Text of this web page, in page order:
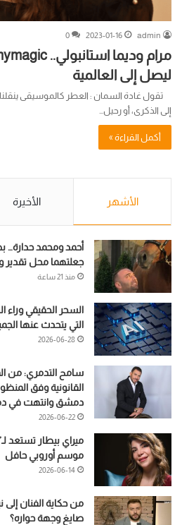
admin
2023-01-16
0
ليصل إلى العالمية
تقول غادة السمان : العطر كالموسيقى
إلى الذكرى، أو رحيل…
أكمل القراءة »
الأشهر الأخيرة
أحمد ومحمد حدارة…
جعلتهما محل تقدير
منذ 21 ساعة
السحر الحقيقي وراء
التي يتحدث عنها
2026-06-28
سامح التدمري: من
القانونية وفق
دمشق وانتهت في
2026-06-22
ميراي بيطار تستعد
موسم أوروبي حافل
2026-06-14
من حكاية الفنان إلى
صايغ وجهة حواره؟